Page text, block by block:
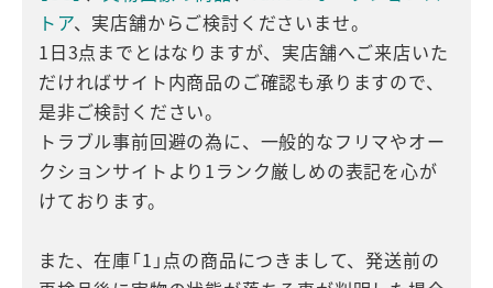
トア、実店舗からご検討くださいませ。
1日3点までとはなりますが、実店舗へご来店いた
だければサイト内商品のご確認も承りますので、
是非ご検討ください。
トラブル事前回避の為に、一般的なフリマやオー
クションサイトより1ランク厳しめの表記を心が
けております。
また、在庫「1」点の商品につきまして、発送前の